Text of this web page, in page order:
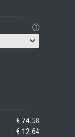
€ 74.58
€ 12.64